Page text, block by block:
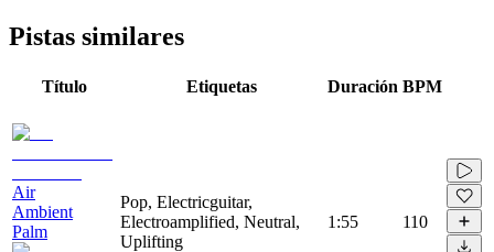
Pistas similares
Título Etiquetas Duración BPM
Air
Ambient
Palm
Pop, Electricguitar,
Electroamplified, Neutral,
Uplifting
1:55 110